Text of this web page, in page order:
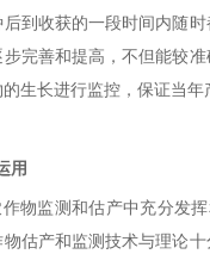
到收获的一段时间内随
完善和提高，不但能较
生长进行监控，保证当年
用
监测和估产中充分发挥
估产和监测技术与理论